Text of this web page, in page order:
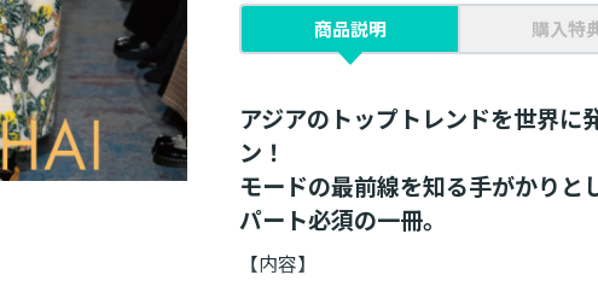
商品説明 購入特
アジアのトップトレンドを世界に
ン！
モードの最前線を知る手がかりと
パート必須の一冊。
【内容】